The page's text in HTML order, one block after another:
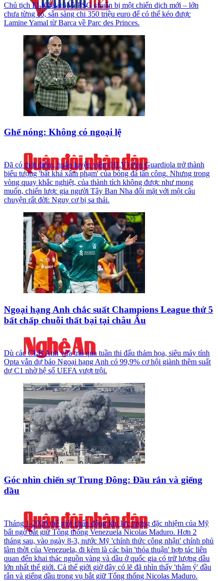
Chủ tịch El-Khelaifi và PSG chuẩn bị một chiến dịch mới – lớn
chưa từng có, sẵn sàng chi 350 triệu euro để có thể kéo được
Lamine Yamal từ Barca về Parc des Princes.
Ghế nóng: Không có ngoại lệ
Đã có thời điểm, huấn luyện viên (HLV) Pep Guardiola trở thành
biểu tượng 'bất khả xâm phạm' của bóng đá tấn công. Nhưng trong
vòng quay khắc nghiệt, của thành tích không được như mong
muốn, chiến lược gia người Tây Ban Nha đối mặt với một câu
chuyện rất đời: Nguy cơ bị sa thải.
Ngoại hạng Anh chắc suất Champions League thứ 5
bất chấp chuỗi thất bại tại châu Âu
Dù các CLB Anh vừa trải qua tuần thi đấu thảm họa, siêu máy tính
Opta vẫn dự báo Ngoại hạng Anh có 99,9% cơ hội giành thêm suất
dự C1 nhờ hệ số UEFA vượt trội.
Góc nhìn chiến sự Trung Đông: Đầu rắn và giếng
dầu
Tháng 1-2026 thế giới chấn động khi lực lượng đặc nhiệm của Mỹ
bất ngờ bắt giữ Tổng thống Venezuela Nicolas Maduro. Hơn 2
tháng sau, vào ngày 8-3, nước Mỹ 'chính thức công nhận' chính phủ
lâm thời của Venezuela, đi kèm là các bản 'thỏa thuận' hợp tác liên
quan đến khai thác nguồn vàng và dầu ở quốc gia có trữ lượng dầu
lớn nhất thế giới. Cả thế giới giờ đây có lẽ đã nhìn thấy 'thâm ý' đầu
rắn và giếng dầu trong vụ bắt giữ Tổng thống Nicolas Maduro.